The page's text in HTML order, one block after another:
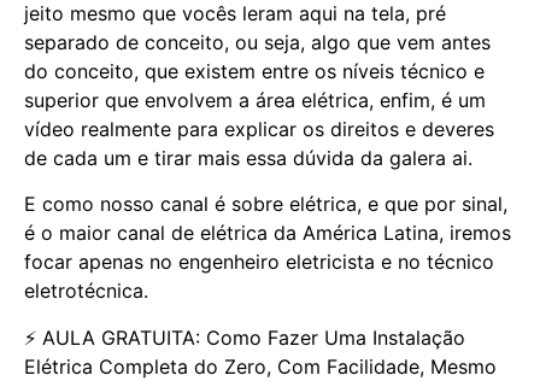
jeito mesmo que vocês leram aqui na tela, pré
separado de conceito, ou seja, algo que vem antes
do conceito, que existem entre os níveis técnico e
superior que envolvem a área elétrica, enfim, é um
vídeo realmente para explicar os direitos e deveres
de cada um e tirar mais essa dúvida da galera ai.
E como nosso canal é sobre elétrica, e que por sinal,
é o maior canal de elétrica da América Latina, iremos
focar apenas no engenheiro eletricista e no técnico
eletrotécnica.
⚡️ AULA GRATUITA: Como Fazer Uma Instalação
Elétrica Completa do Zero, Com Facilidade, Mesmo